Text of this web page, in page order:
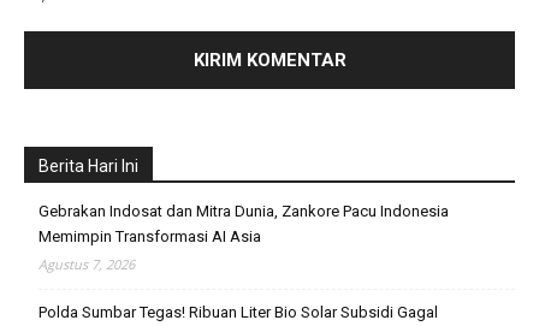
Berita Hari Ini
Gebrakan Indosat dan Mitra Dunia, Zankore Pacu Indonesia
Memimpin Transformasi AI Asia
Agustus 7, 2026
Polda Sumbar Tegas! Ribuan Liter Bio Solar Subsidi Gagal